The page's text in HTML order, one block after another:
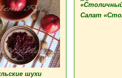
шухи
Салат